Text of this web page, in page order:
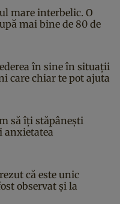
mare interbelic. O
mai bine de 80 de
în sine în situații
care chiar te pot ajuta
să îți stăpânești
anxietatea
că este unic
observat și la